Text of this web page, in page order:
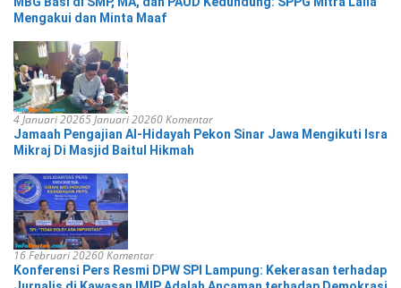
Mengakui dan Minta Maaf
4 Januari 20265 Januari 20260 Komentar
Jamaah Pengajian Al-Hidayah Pekon Sinar Jawa Mengikuti Isra
Mikraj Di Masjid Baitul Hikmah
16 Februari 20260 Komentar
Konferensi Pers Resmi DPW SPI Lampung: Kekerasan terhadap